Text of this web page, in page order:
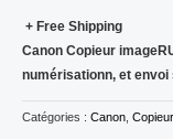
+ Free Shipping
Canon Copieur
numérisationn, et envoi
Catégories : Canon Copieur